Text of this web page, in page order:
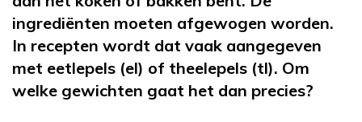
ingrediënten moeten afgewogen worden.
In recepten wordt dat vaak aangegeven
met eetlepels (el) of theelepels (tl). Om
welke gewichten gaat het dan precies?